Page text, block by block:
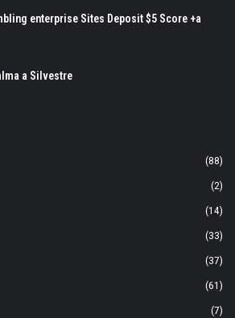
enterprise Sites Deposit $5 Score +a
a Silvestre
(88)
(2)
(14)
(33)
(37)
(61)
(7)